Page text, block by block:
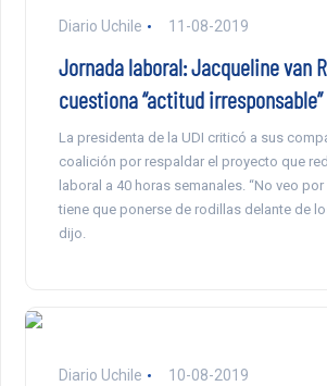
Diario Uchile 11-08-2019
Jornada laboral: Jacqueline van
cuestiona “actitud irresponsable”
La presidenta de la UDI criticó a sus
coalición por respaldar el proyecto que
laboral a 40 horas semanales. “No veo
tiene que ponerse de rodillas delante de
dijo.
Diario Uchile 10-08-2019